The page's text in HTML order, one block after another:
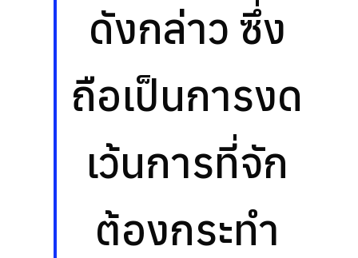
ดังกล่าว ซึ่ง
ถือเป็นการงด
เว้นการที่จัก
ต้องกระทำ